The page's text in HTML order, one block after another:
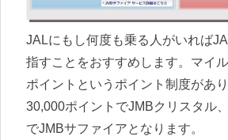
JALにもし何度も乗る人がいれば
指すことをおすすめします。マイ
ポイントというポイント制度があ
30,000ポイントでJMBクリスタル
でJMBサファイアとなります。